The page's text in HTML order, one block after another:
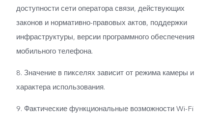
доступности сети оператора связи, действующих
законов и нормативно-правовых актов, поддержки
инфраструктуры, версии программного обеспечения
мобильного телефона.
8. Значение в пикселях зависит от режима камеры и
характера использования.
9. Фактические функциональные возможности Wi-Fi